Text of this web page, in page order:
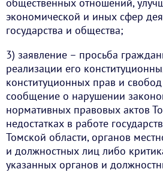
экономической и иных сфер
государства и общества;
3) заявление – просьба
реализации его
конституционных прав и
сообщение о нарушении
нормативных правовых актов
недостатках в работе
Томской области, органов
и должностных лиц либо
указанных органов и